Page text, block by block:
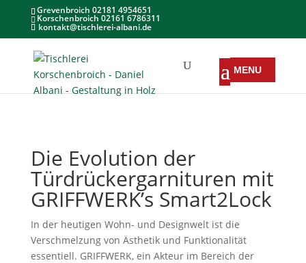
Grevenbroich 02181 4954651
Korschenbroich 02161 6786311
kontakt@tischlerei-albani.de
Die Evolution der
Türdrückergarnituren mit
GRIFFWERK’s Smart2Lock
In der heutigen Wohn- und Designwelt ist die
Verschmelzung von Ästhetik und Funktionalität
essentiell. GRIFFWERK, ein Akteur im Bereich der